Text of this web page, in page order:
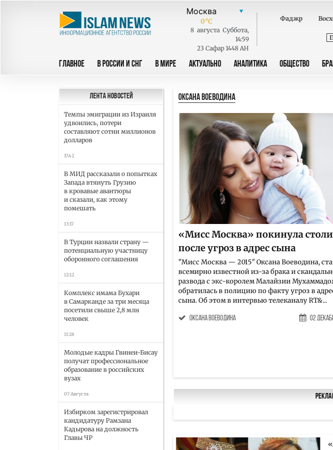
0°C
8 августа Суббота,
14:59
23 Сафар 1448 AH
Фаджр
ГЛАВНОЕ В РОССИИ И СНГ В МИРЕ АКТУАЛЬНО АНАЛИТИКА ОБЩЕСТВО
Лента новостей
Темпы эмиграции из Израиля
удвоились, потери
составляют сотни миллионов
долларов
17:42
В МИД рассказали о попытках
Запада втянуть Грузию
в кровавые авантюры
и сказали, как этому
помешать
13:17
В Турции назвали страну —
потенциальную участницу
оборонного соглашения
12:12
Комплекс имама Бухари
в Самарканде за три месяца
посетили свыше 2,8 млн
человек
11:28
Молодые кадры Гвинеи-Бисау
получат профессиональное
образование в российских
вузах
07 Августа
Избирком зарегистрировал
кандидатуру Рамзана
Кадырова на должность
Главы ЧР
ОКСАНА ВОЕВОДИНА
«Мисс Москва» покинула
после угроз в адрес сына
"Мисс Москва — 2015" Оксана Воеводина,
всемирно известной из-за брака и
развода с экс-королем Малайзии
обратилась в полицию по факту угроз в
сына. Об этом в интервью телеканалу RT&...
Оксана Воеводина 02